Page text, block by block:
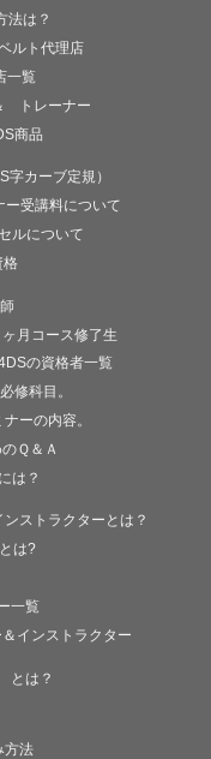
法は？
ルト代理店
一覧
トレーナー
商品
字カーブ定規）
ー受講料について
ルについて
格
月コース修了生
の資格者一覧
修科目。
ーの内容。
Ｑ＆Ａ
は？
ンストラクターとは？
は?
ー一覧
インストラクター
とは？
方法